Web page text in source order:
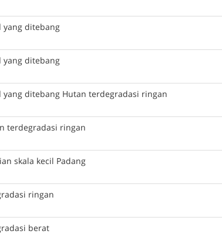
yang ditebang
yang ditebang
ditebang Hutan terdegradasi ringan
terdegradasi ringan
skala kecil Padang
ringan
berat